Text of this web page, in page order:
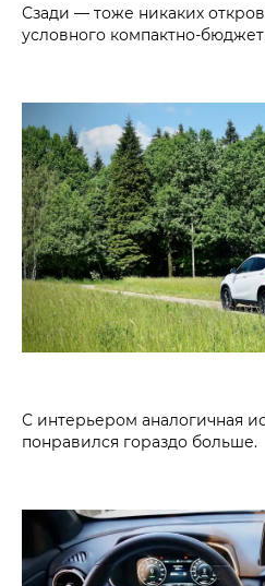
Сзади — тоже никаких
условного компактно-
С интерьером аналогичная
понравился гораздо больше.